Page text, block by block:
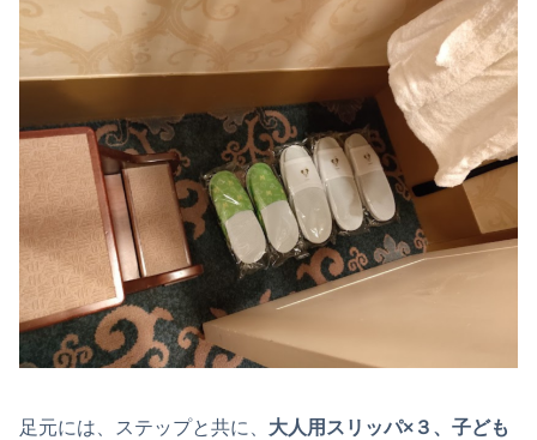
足元には、ステップと共に、 大人用スリッパ×３、子ども